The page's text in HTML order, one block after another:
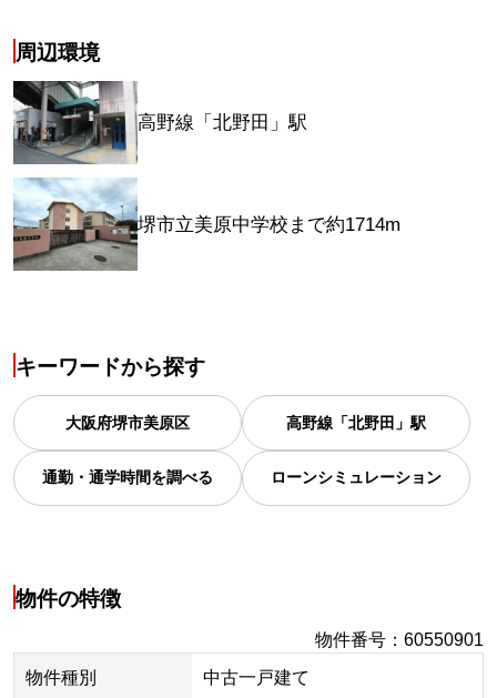
周辺環境
高野線「北野田」駅
堺市立美原中学校まで約1714m
キーワードから探す
大阪府堺市美原区 高野線「北野田」駅
通勤・通学時間を調べる ローンシミュレーション
物件の特徴
物件番号 ：60550901
物件種別
中古一戸建て